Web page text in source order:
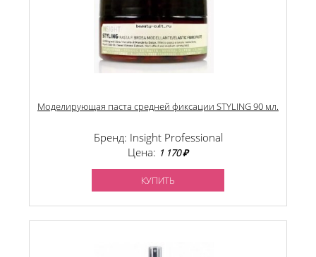
Моделирующая паста средней фиксации STYLING 90 мл.
Бренд: Insight Professional
Цена: 1 170 ₽
КУПИТЬ